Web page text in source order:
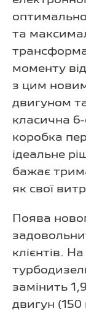
та
моменту
з цим
двигуном
класична
коробка
ідеальне
бажає
як свої
Поява
клієнтів.
замінить
двигун